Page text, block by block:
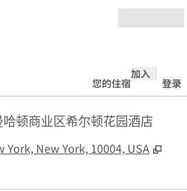
您的住宿
加入
登录
顿商业区希尔顿花园酒店
York, New York, 10004, USA ,